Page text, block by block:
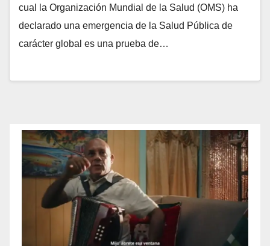
cual la Organización Mundial de la Salud (OMS) ha
declarado una emergencia de la Salud Pública de
carácter global es una prueba de…